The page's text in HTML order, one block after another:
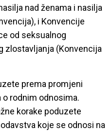
nad ženama i nasilja
i Konvencije
od seksualnog
zlostavljanja (Konvencija
prema promjeni
rodnim odnosima.
korake poduzete
koje se odnosi na